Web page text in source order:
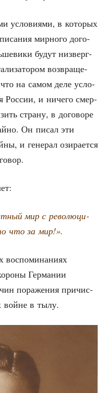
усло­ви­я­ми, в кото­рых
мир­но­го дого­
будут низ­верг­
воз­вра­ще­
на самом деле усло­
Рос­сии, и ниче­го смер­
стра­ну, в дого­во­ре
Он писал эти
и гене­рал ози­ра­ет­ся
мир с рево­лю­ци­
что за мир!».
вос­по­ми­на­ни­ях
Гер­ма­нии
пора­же­ния при­чис­
войне в тылу.